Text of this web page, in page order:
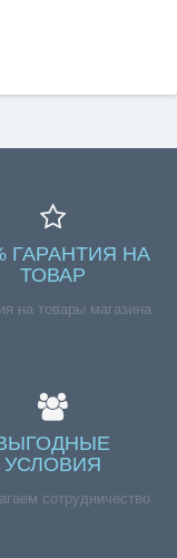
ГАРАНТИЯ НА
ТОВАР
на товары магазина
УСЛОВИЯ
сотрудничество